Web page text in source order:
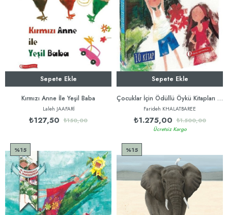
Sepete Ekle
Kırmızı Anne İle Yeşil Baba
Laleh JAAFARİ
₺127,50 ₺150,00
Sepete Ekle
Çocuklar İçin Ödüllü Öykü Kitapları seti -Elma Ağacı Serisi-10 Kitap Takım
Farideh KHALATBAREE
₺1.275,00 ₺1.500,00
Ücretsiz Kargo
%15 %15